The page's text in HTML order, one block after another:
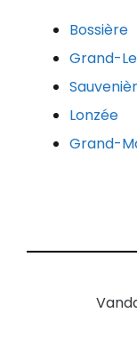
Bossière
Grand-
Lonzée
Grand-